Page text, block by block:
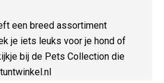
een breed assortiment
je iets leuks voor je hond of
bij de Pets Collection die